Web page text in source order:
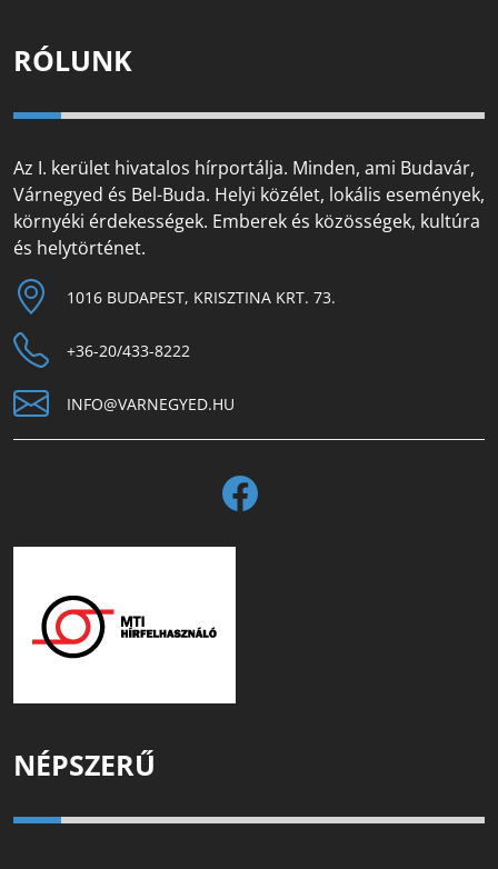
RÓLUNK
Az I. kerület hivatalos hírportálja. Minden, ami Budavár,
Várnegyed és Bel-Buda. Helyi közélet, lokális események,
környéki érdekességek. Emberek és közösségek, kultúra
és helytörténet.
1016 BUDAPEST, KRISZTINA KRT. 73.
+36-20/433-8222
INFO@VARNEGYED.HU
NÉPSZERŰ